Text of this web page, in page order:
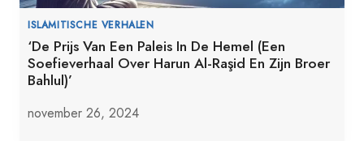
ISLAMITISCHE VERHALEN
‘De Prijs Van Een Paleis In De Hemel (Een
Soefieverhaal Over Harun Al-Raşid En Zijn Broer
Bahlul)’
november 26, 2024